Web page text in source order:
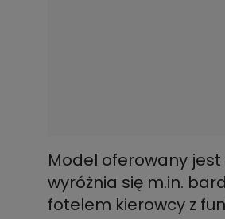
Model oferowany
wyróżnia się m.in.
fotelem kierowcy z